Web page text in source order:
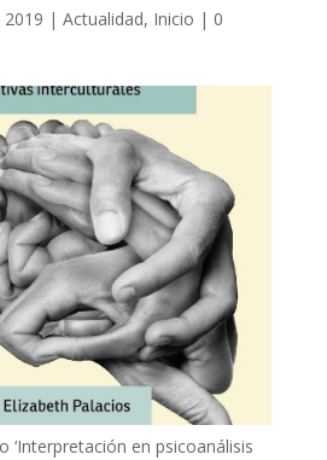
2019 | Actualidad, Inicio | 0
‘Interpretación en psicoanálisis